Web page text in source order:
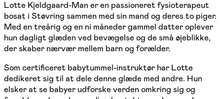
Lotte Kjeldgaard-Man er en passioneret fysioterapeut
bosat i Støvring sammen med sin mand og deres to piger.
Med en treårig og en ni måneder gammel datter oplever
hun dagligt glæden ved bevægelse og de små øjeblikke,
der skaber nærvær mellem barn og forælder.
Som certificeret babytummel-instruktør har Lotte
dedikeret sig til at dele denne glæde med andre. Hun
elsker at se babyer udforske verden omkring sig og